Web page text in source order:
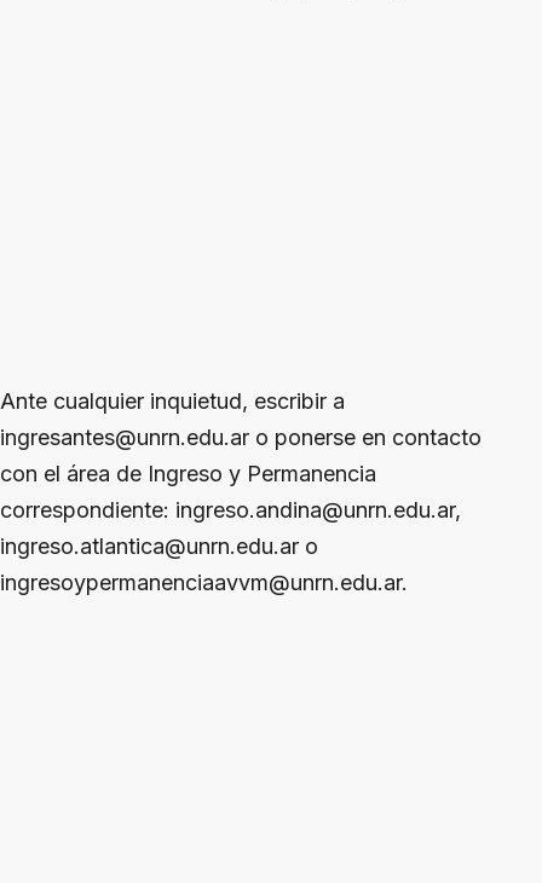
Ante cualquier inquietud, escribir a
ingresantes@unrn.edu.ar o ponerse en contacto
con el área de Ingreso y Permanencia
correspondiente: ingreso.andina@unrn.edu.ar,
ingreso.atlantica@unrn.edu.ar o
ingresoypermanenciaavvm@unrn.edu.ar.